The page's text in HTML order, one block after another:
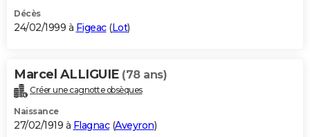
Décès
24/02/1999 à Figeac(Lot)
Marcel ALLIGUIE (78 ans)
Créer une cagnotte obsèques
Naissance
27/02/1919 à Flagnac(Aveyron)